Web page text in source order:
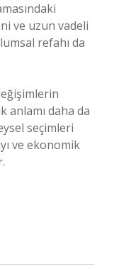
ve uzun vadeli
refahı da
anlamı daha da
seçimleri
ve ekonomik